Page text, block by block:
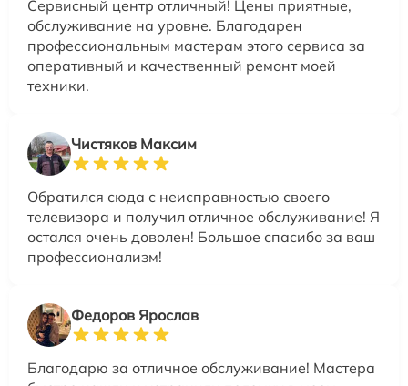
Сервисный центр отличный! Цены приятные,
обслуживание на уровне. Благодарен
профессиональным мастерам этого сервиса за
оперативный и качественный ремонт моей
техники.
Чистяков Максим
Обратился сюда с неисправностью своего
телевизора и получил отличное обслуживание! Я
остался очень доволен! Большое спасибо за ваш
профессионализм!
Федоров Ярослав
Благодарю за отличное обслуживание! Мастера